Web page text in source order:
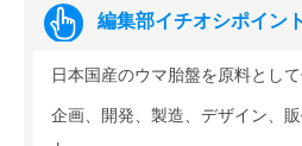
編集部イチオシポイント
日本国産のウマ胎盤を原料とし
企画、開発、製造、デザイン、